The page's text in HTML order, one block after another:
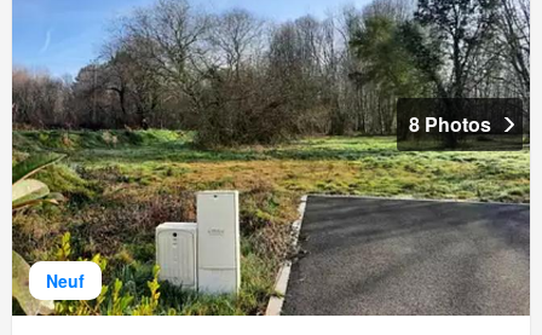
Neuf
8 Photos